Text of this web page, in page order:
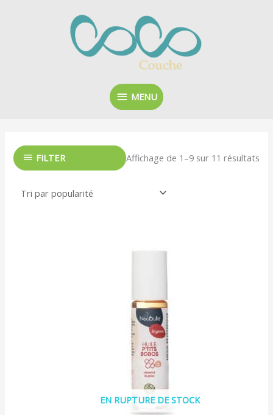
MENU
MENU
FILTER Affichage de 1–9 sur 11 résultats
EN RUPTURE DE STOCK